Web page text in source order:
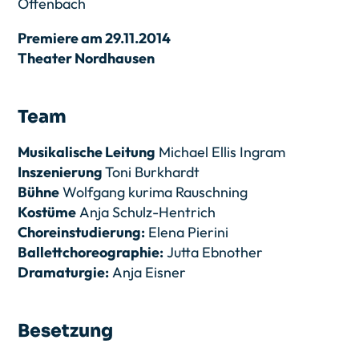
Offenbach
Premiere am 29.11.2014
Theater Nordhausen
Team
Musikalische Leitung Michael Ellis Ingram
InszenierungToni Burkhardt
BühneWolfgang kurima Rauschning
KostümeAnja Schulz-Hentrich
Choreinstudierung: Elena Pierini
Ballettchoreographie:Jutta Ebnother
Dramaturgie:Anja Eisner
Besetzung